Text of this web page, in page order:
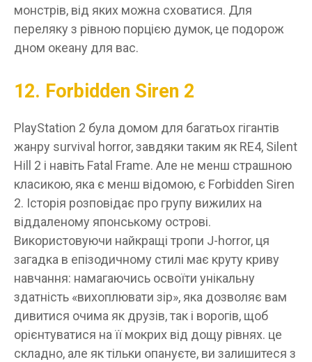
монстрів, від яких можна сховатися. Для
переляку з рівною порцією думок, це подорож
дном океану для вас.
12. Forbidden Siren 2
PlayStation 2 була домом для багатьох гігантів
жанру survival horror, завдяки таким як RE4, Silent
Hill 2 і навіть Fatal Frame. Але не менш страшною
класикою, яка є менш відомою, є Forbidden Siren
2. Історія розповідає про групу вижилих на
віддаленому японському острові.
Використовуючи найкращі тропи J-horror, ця
загадка в епізодичному стилі має круту криву
навчання: намагаючись освоїти унікальну
здатність «вихоплювати зір», яка дозволяє вам
дивитися очима як друзів, так і ворогів, щоб
орієнтуватися на її мокрих від дощу рівнях. це
складно, але як тільки опануєте, ви залишитеся з